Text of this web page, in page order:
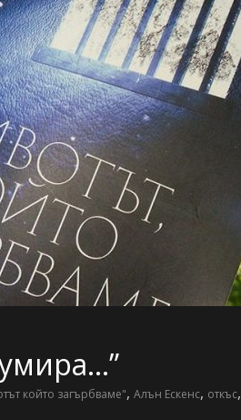
който загърбваме", Алън Ескенс, откъс,